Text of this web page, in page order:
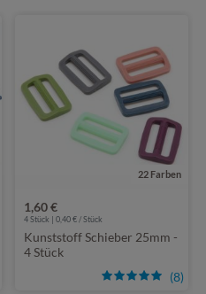
22 Farben
(8)
1,60 €
4 Stück | 0,40 € / Stück
Kunststoff Schieber 25mm -
4 Stück